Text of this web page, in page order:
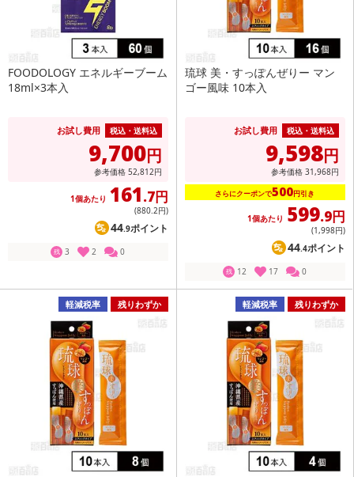
FOODOLOGY エネルギーブーム
18ml×3本入
お試し費用 税込・送料込
9,700円
参考価格 52,812円
1個あたり 161.7円
(880.2円)
44.9ポイント
残 3 2 0
琉球 美・すっぽんぜりー マン
ゴー風味 10本入
お試し費用 税込・送料込
9,598円
参考価格 31,968円
さらにクーポンで500円引き
1個あたり 599.9円
(1,998円)
44.4ポイント
残 12 17 0
軽減税率 残りわずか 軽減税率 残りわずか